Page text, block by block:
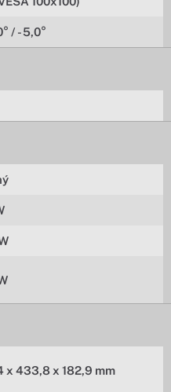
/ - 5,0°
x 433,8 x 182,9 mm